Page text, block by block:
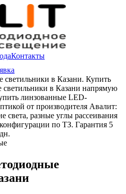
Контакты
светильники в Казани. Купить
светильники в Казани напрямую
линзованные LED-
от производителя Авалит:
света, разные углы рассеивания
по ТЗ. Гарантия 5